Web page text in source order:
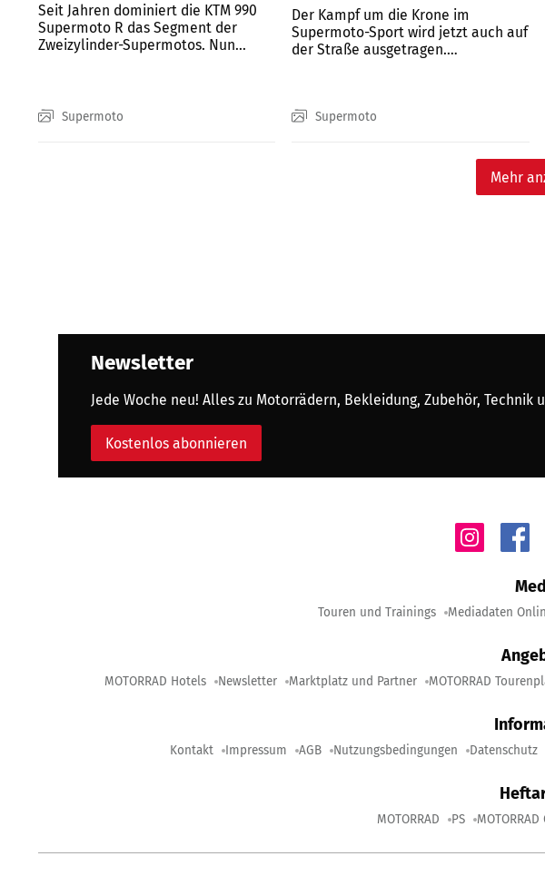
Seit Jahren dominiert die KTM 990
Supermoto R das Segment der
Zweizylinder-Supermotos. Nun...
Supermoto
Der Kampf um die Krone im
Supermoto-Sport wird jetzt auch auf
der Straße ausgetragen.
Supermoto
Mehr
Newsletter
Jede Woche neu! Alles zu Motorrädern, Bekleidung, Zubehör, Technik
Kostenlos abonnieren
Touren und Trainings Mediadaten
MOTORRAD Hotels Newsletter Marktplatz und Partner MOTORRAD
Kontakt Impressum AGB Nutzungsbedingungen Datenschutz
MOTORRAD PS MOTORRAD